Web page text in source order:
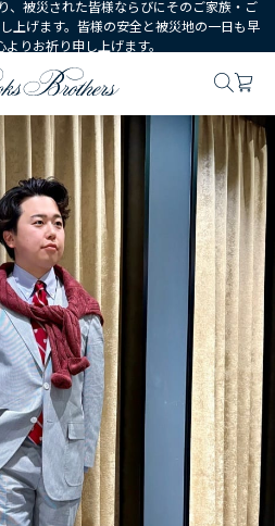
、被災された皆様ならびにそのご家族・ご
上げます。皆様の安全と被災地の一日も早
りお祈り申し上げます。
ーディネート詳細